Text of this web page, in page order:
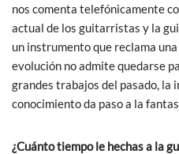
nos comenta telefónicamente
actual de los guitarristas y la
un instrumento que reclama
evolución no admite quedarse
grandes trabajos del pasado, la
conocimiento da paso a la
¿Cuánto tiempo le hechas a la